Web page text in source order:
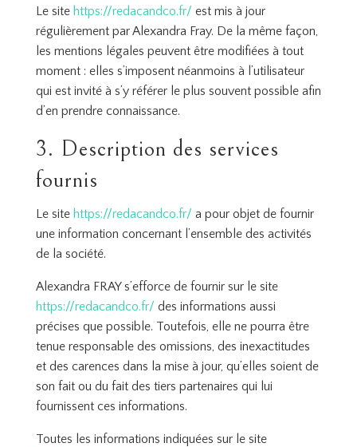
Le site https://redacandco.fr/ est mis à jour
régulièrement par Alexandra Fray. De la même façon,
les mentions légales peuvent être modifiées à tout
moment : elles s’imposent néanmoins à l’utilisateur
qui est invité à s’y référer le plus souvent possible afin
d’en prendre connaissance.
3. Description des services
fournis
Le site https://redacandco.fr/ a pour objet de fournir
une information concernant l’ensemble des activités
de la société.
Alexandra FRAY s’efforce de fournir sur le site
https://redacandco.fr/ des informations aussi
précises que possible. Toutefois, elle ne pourra être
tenue responsable des omissions, des inexactitudes
et des carences dans la mise à jour, qu’elles soient de
son fait ou du fait des tiers partenaires qui lui
fournissent ces informations.
Toutes les informations indiquées sur le site